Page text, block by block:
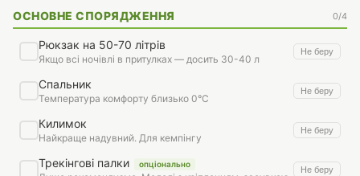
ОСНОВНЕ СПОРЯДЖЕННЯ 0/4
Рюкзак на 50-70 літрів
Якщо всі ночівлі в притулках — досить 30-40 л
Не беру
Спальник
Температура комфорту близько 0°C
Не беру
Килимок
Найкраще надувний. Для кемпінгу
Не беру
Трекінгові палки опціонально
Не беру